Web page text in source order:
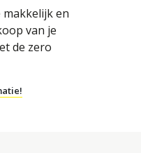
makkelijk en
van je
de zero